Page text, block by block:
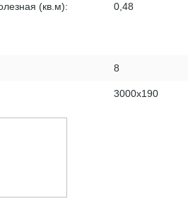
(кв.м): 0,48
8
3000х190